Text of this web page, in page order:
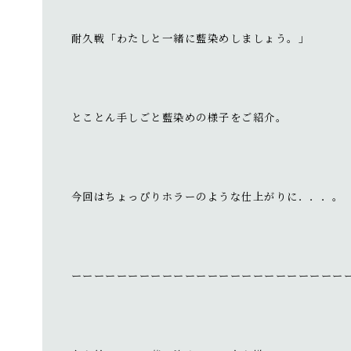
耐久戦「わたしと一緒に藍染めしましょう。」
とことん手しごと藍染めの様子をご紹介。
今回はちょっぴりホラーのような仕上がりに．．．。
ーーーーーーーーーーーーーーーーーーーーーーーー